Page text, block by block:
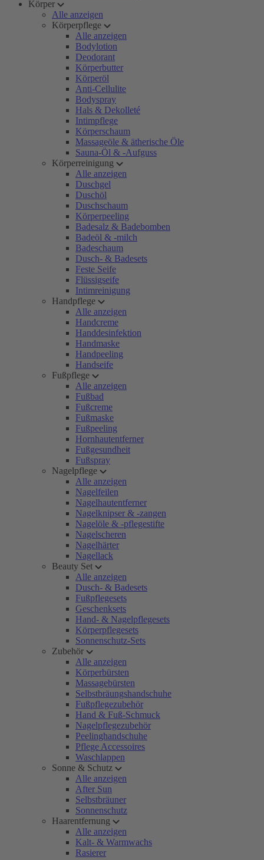
Körper
Alle anzeigen
Körperpflege
Alle anzeigen
Bodylotion
Deodorant
Körperbutter
Körperöl
Anti-Cellulite
Bodyspray
Hals & Dekolleté
Intimpflege
Körperschaum
Massageöle & ätherische Öle
Sauna-Öl & -Aufguss
Körperreinigung
Alle anzeigen
Duschgel
Duschöl
Duschschaum
Körperpeeling
Badesalz & Badebomben
Badeöl & -milch
Badeschaum
Dusch- & Badesets
Feste Seife
Flüssigseife
Intimreinigung
Handpflege
Alle anzeigen
Handcreme
Handdesinfektion
Handmaske
Handpeeling
Handseife
Fußpflege
Alle anzeigen
Fußbad
Fußcreme
Fußmaske
Fußpeeling
Hornhautentferner
Fußgesundheit
Fußspray
Nagelpflege
Alle anzeigen
Nagelfeilen
Nagelhautentferner
Nagelknipser & -zangen
Nagelöle & -pflegestifte
Nagelscheren
Nagelhärter
Nagellack
Beauty Set
Alle anzeigen
Dusch- & Badesets
Fußpflegesets
Geschenksets
Hand- & Nagelpflegesets
Körperpflegesets
Sonnenschutz-Sets
Zubehör
Alle anzeigen
Körperbürsten
Massagebürsten
Selbstbräungshandschuhe
Fußpflegezubehör
Hand & Fuß-Schmuck
Nagelpflegezubehör
Peelinghandschuhe
Pflege Accessoires
Waschlappen
Sonne & Schutz
Alle anzeigen
After Sun
Selbstbräuner
Sonnenschutz
Haarentfernung
Alle anzeigen
Kalt- & Warmwachs
Rasierer